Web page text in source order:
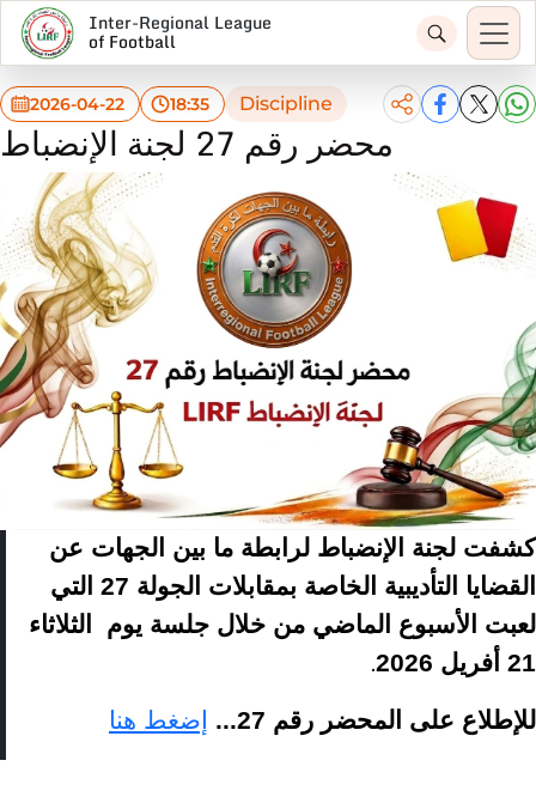
Inter-Regional League
of Football
2026-04-22 18:35 Discipline
محضر رقم 27 لجنة الإنضباط
كشفت لجنة الإنضباط لرابطة ما بين الجهات عن
القضايا التأديبية الخاصة بمقابلات الجولة 27 التي
لعبت الأسبوع الماضي من خلال جلسة يوم الثلاثاء
21 أفريل 2026
.
للإطلاع على المحضر رقم 27... إضغط هنا